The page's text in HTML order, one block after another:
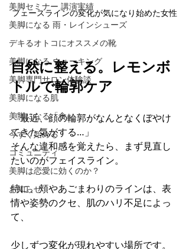
美脚セミナー 講演実績
美脚になる 雨・レインシューズ
デキるオトコにオススメの靴
美脚になる ウォーキング
美脚専門サロン体験談
美脚になる肌
美脚になる「食」
今すぐ始める
コミュニティ
美脚は恋愛に効くのか？
お知らせ
フェースラインの変化が気になり始めた女性
自然に整える。レモンボ
トルで輪郭ケア
「最近、顔の輪郭がなんとなくぼやけ
てきた気がする…」
そんな違和感を覚えたら、まず見直し
たいのがフェイスライン。
特に、頬やあごまわりのラインは、表
情や姿勢のクセ、肌のハリ不足によっ
て、
少しずつ変化が現れやすい場所です。